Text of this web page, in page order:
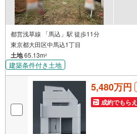
都営浅草線 「馬込」駅 徒歩11分
東京都大田区中馬込1丁目
土地65.13m2
建築条件付き土地
5,480万円
成約でもら